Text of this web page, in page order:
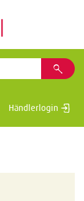
Händlerlogin